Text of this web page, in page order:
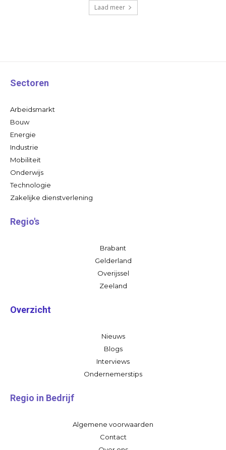
Laad meer
Sectoren
Arbeidsmarkt
Bouw
Energie
Industrie
Mobiliteit
Onderwijs
Technologie
Zakelijke dienstverlening
Regio's
Brabant
Gelderland
Overijssel
Zeeland
Overzicht
Nieuws
Blogs
Interviews
Ondernemerstips
Regio in Bedrijf
Algemene voorwaarden
Contact